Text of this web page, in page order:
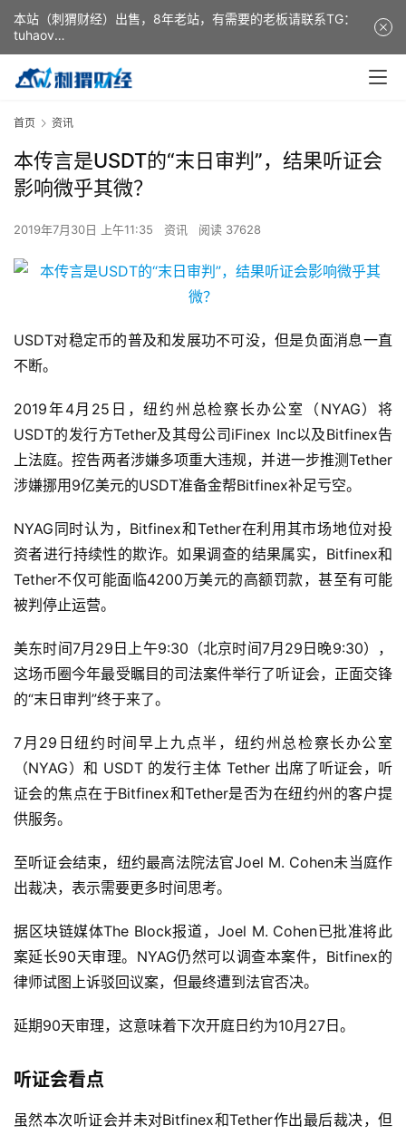
首页 资讯
本传言是USDT的“末日审判”，结果听证会
影响微乎其微？
2019年7月30日 上午11:35 资讯 阅读 37628
USDT对稳定币的普及和发展功不可没，但是负面消息一直
不断。
2019年4月25日，纽约州总检察长办公室（NYAG）将
USDT的发行方Tether及其母公司iFinex Inc以及Bitfinex告
上法庭。控告两者涉嫌多项重大违规，并进一步推测Tether
涉嫌挪用9亿美元的USDT准备金帮Bitfinex补足亏空。
NYAG同时认为，Bitfinex和Tether在利用其市场地位对投
资者进行持续性的欺诈。如果调查的结果属实，Bitfinex和
Tether不仅可能面临4200万美元的高额罚款，甚至有可能
被判停止运营。
美东时间7月29日上午9:30（北京时间7月29日晚9:30），
这场币圈今年最受瞩目的司法案件举行了听证会，正面交锋
的“末日审判”终于来了。
7月29日纽约时间早上九点半，纽约州总检察长办公室
（NYAG）和 USDT 的发行主体 Tether 出席了听证会，听
证会的焦点在于Bitfinex和Tether是否为在纽约州的客户提
供服务。
至听证会结束，纽约最高法院法官Joel M. Cohen未当庭作
出裁决，表示需要更多时间思考。
据区块链媒体The Block报道，Joel M. Cohen已批准将此
案延长90天审理。NYAG仍然可以调查本案件，Bitfinex的
律师试图上诉驳回议案，但最终遭到法官否决。
延期90天审理，这意味着下次开庭日约为10月27日。
听证会看点
虽然本次听证会并未对Bitfinex和Tether作出最后裁决，但
本站（刺猬财经）出售，8年老站，有需要的老板请联系TG：
tuhaov
This website (ciweicaijing) is for sale. It is a 8-year-old
website. If you need it, please contact TG: tuhaov